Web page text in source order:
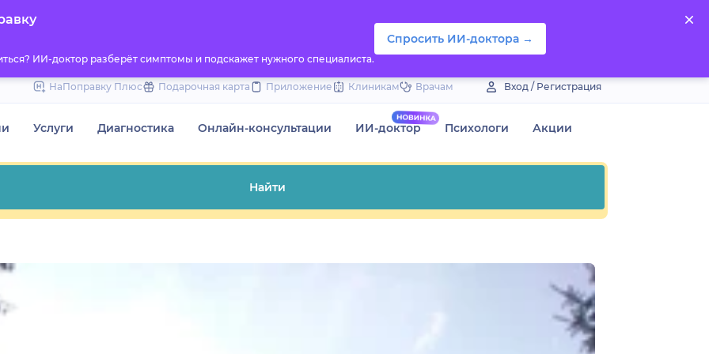
ИИ-доктор разберёт симптомы и подскажет нужного специалиста.
Спросить ИИ-доктора →
НаПоправку Плюс Подарочная карта Приложение Клиникам Врачам Вход / Регистрация
Услуги Диагностика Онлайн-консультации ИИ-доктор Психологи Акции
Найти